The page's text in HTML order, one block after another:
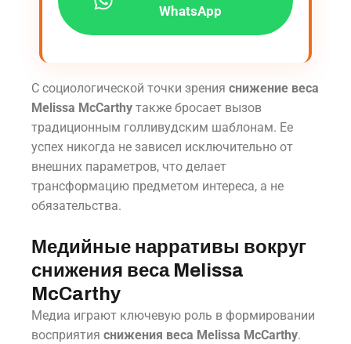
WhatsApp
С социологической точки зрения снижение веса
Melissa McCarthy также бросает вызов
традиционным голливудским шаблонам. Ее
успех никогда не зависел исключительно от
внешних параметров, что делает
трансформацию предметом интереса, а не
обязательства.
Медийные нарративы вокруг
снижения веса Melissa
McCarthy
Медиа играют ключевую роль в формировании
восприятия снижения веса Melissa McCarthy.